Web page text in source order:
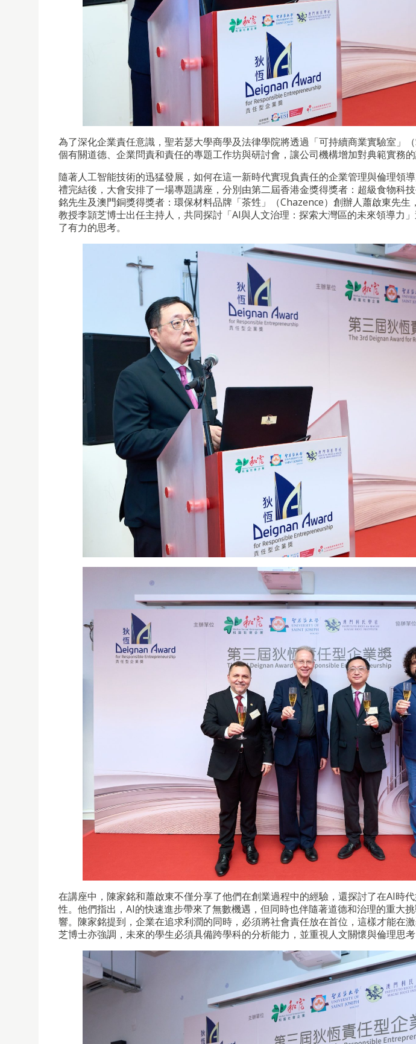
為了深化企業責任意識，聖若瑟大學商學及法律學院將透過「可持續商業實驗室」
個有關道德、企業問責和責任的專題工作坊與研討會，讓公司機構增加對典範實務的
隨著人工智能技術的迅猛發展，如何在這一新時代實現負責任的企業管理與倫理領
禮完結後，大會安排了一場專題講座，分別由第二屆香港金獎得獎者：超級食物科
銘先生及澳門銅獎得獎者：環保材料品牌「茶甡」（Chazence）創辦人蕭啟東先
教授李頴芝博士出任主持人，共同探討「AI與人文治理：探索大灣區的未來領導力
了有力的思考。
在講座中，陳家銘和蕭啟東不僅分享了他們在創業過程中的經驗，還探討了在AI時
性。他們指出，AI的快速進步帶來了無數機遇，但同時也伴隨著道德和治理的重大
響。陳家銘提到，企業在追求利潤的同時，必須將社會責任放在首位，這樣才能在
芝博士亦強調，未來的學生必須具備跨學科的分析能力，並重視人文關懷與倫理思